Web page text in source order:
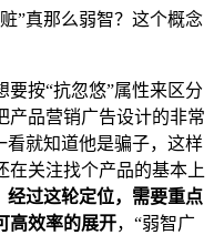
按“抗忽悠”属性来区分
产品营销广告设计的非常
看就知道他是骗子，这样
在关注找个产品的基本上
经过这轮定位，需要重点
高效率的展开，“弱智广